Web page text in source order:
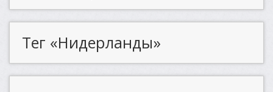
Тег «Нидерланды»